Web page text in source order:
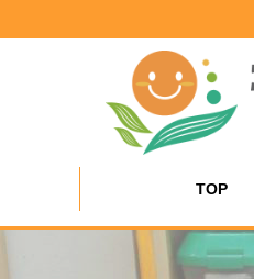
TOP